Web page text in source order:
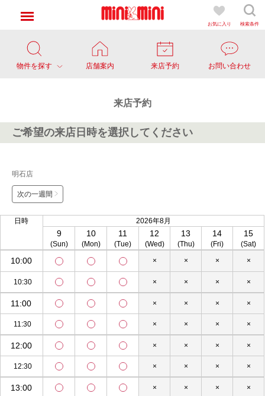
お気に入り 検索条件
物件を探す 店舗案内 来店予約 お問い合わせ
来店予約
ご希望の来店日時を選択してください
明石店
次の一週間
日時 2026年8月
9
(Sun)
10
(Mon)
11
(Tue)
12
(Wed)
13
(Thu)
14
(Fri)
15
(Sat)
10:00
10:30
11:00
11:30
12:00
12:30
13:00
×
×
×
×
×
×
×
×
×
×
×
×
×
×
×
×
×
×
×
×
×
×
×
×
×
×
×
×